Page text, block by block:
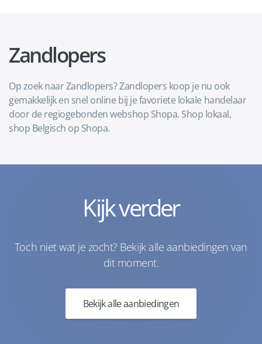
Zandlopers
Op zoek naar Zandlopers? Zandlopers koop je nu ook
gemakkelijk en snel online bij je favoriete lokale handelaar
door de regiogebonden webshop Shopa. Shop lokaal,
shop Belgisch op Shopa.
Kijk verder
Toch niet wat je zocht? Bekijk alle aanbiedingen van
dit moment.
Bekijk alle aanbiedingen